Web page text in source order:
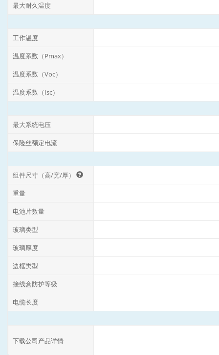
最大耐久温度
工作温度
温度系数（Pmax）
温度系数（Voc）
温度系数（Isc）
最大系统电压
保险丝额定电流
组件尺寸（高/宽/厚）
重量
电池片数量
玻璃类型
玻璃厚度
边框类型
接线盒防护等级
电缆长度
下载公司产品详情